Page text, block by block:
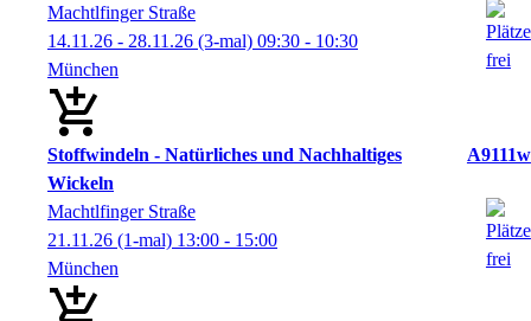
Machtlfinger Straße
14.11.26 - 28.11.26 (3-mal) 09:30 - 10:30
München
Stoffwindeln - Natürliches und Nachhaltiges
Wickeln
A9111w
Machtlfinger Straße
21.11.26 (1-mal) 13:00 - 15:00
München